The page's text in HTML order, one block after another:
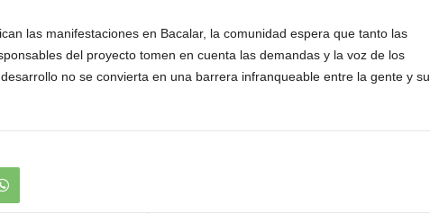
las manifestaciones en Bacalar, la comunidad espera que tanto las
del proyecto tomen en cuenta las demandas y la voz de los
no se convierta en una barrera infranqueable entre la gente y su